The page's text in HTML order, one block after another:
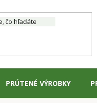
PRÚTENÉ VÝROBKY